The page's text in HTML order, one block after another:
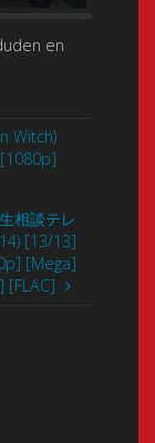
en
Witch)
相談テレ
[13/13]
[Mega]
[FLAC]